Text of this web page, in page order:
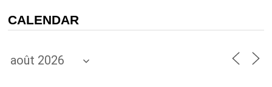
CALENDAR